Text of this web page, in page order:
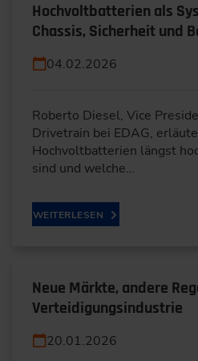
Hochvoltbatterien als
Chassis, Sicherheit und
04.02.2026
Roberto Diesel, Vice
Drivetrain bei EDAG,
Hochvoltbatterien längst
sind und welche…
WEITERLESEN
Neue Märkte, andere
Verteidigungsindustrie
20.01.2026